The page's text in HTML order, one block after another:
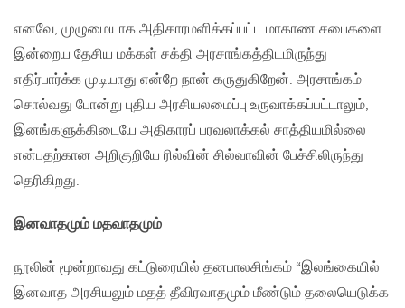
எனவே, முழுமையாக அதிகாரமளிக்கப்பட்ட மாகாண சபைகளை
இன்றைய தேசிய மக்கள் சக்தி அரசாங்கத்திடமிருந்து
எதிர்பார்க்க முடியாது என்றே நான் கருதுகிறேன். அரசாங்கம்
சொல்வது போன்று புதிய அரசியலமைப்பு உருவாக்கப்பட்டாலும்,
இனங்களுக்கிடையே அதிகாரப் பரவலாக்கல் சாத்தியமில்லை
என்பதற்கான அறிகுறியே ரில்வின் சில்வாவின் பேச்சிலிருந்து
தெரிகிறது.
இனவாதமும் மதவாதமும்
நூலின் மூன்றாவது கட்டுரையில் தனபாலசிங்கம் “இலங்கையில்
இனவாத அரசியலும் மதத் தீவிரவாதமும் மீண்டும் தலையெடுக்க